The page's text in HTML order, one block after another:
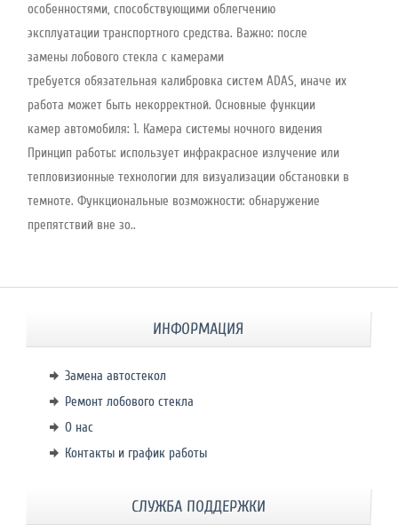
особенностями, способствующими облегчению
эксплуатации транспортного средства. Важно: после
замены лобового стекла с камерами
требуется обязательная калибровка систем ADAS, иначе их
работа может быть некорректной. Основные функции
камер автомобиля: 1. Камера системы ночного видения
Принцип работы: использует инфракрасное излучение или
тепловизионные технологии для визуализации обстановки в
темноте. Функциональные возможности: обнаружение
препятствий вне зо..
ИНФОРМАЦИЯ
Замена автостекол
Ремонт лобового стекла
О нас
Контакты и график работы
СЛУЖБА ПОДДЕРЖКИ